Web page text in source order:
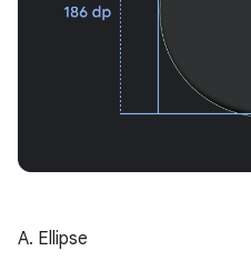
A. Ellipse